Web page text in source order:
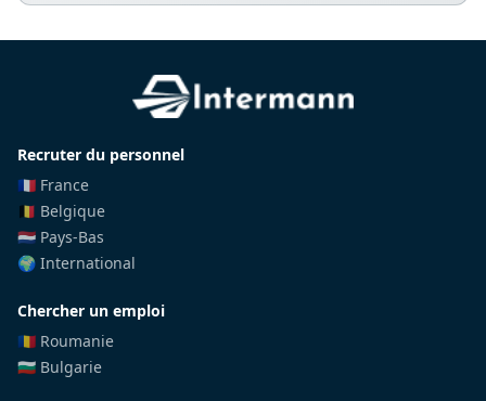
Recruter du personnel
🇫🇷 France
🇧🇪 Belgique
🇳🇱 Pays-Bas
🌍 International
Chercher un emploi
🇷🇴 Roumanie
🇧🇬 Bulgarie